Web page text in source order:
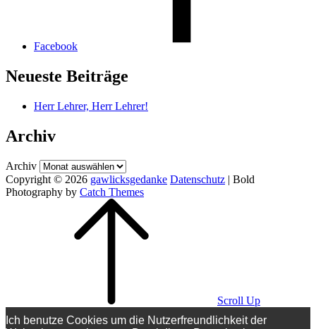
Facebook
Neueste Beiträge
Herr Lehrer, Herr Lehrer!
Archiv
Archiv
Copyright © 2026 gawlicksgedanke Datenschutz | Bold
Photography by Catch Themes
Scroll Up
Ich benutze Cookies um die Nutzerfreundlichkeit der